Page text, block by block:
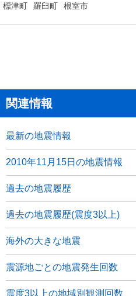
標津町 羅臼町 根室市
関連情報
最新の地震情報
2010年11月15日の地震情報
過去の地震履歴
過去の地震履歴(震度3以上)
海外の大きな地震
震源地ごとの地震発生回数
震度3以上の地域別観測回数